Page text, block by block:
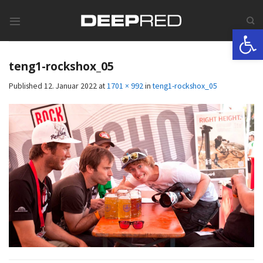
teng1-rockshox_05
Published 12. Januar 2022 at1701 × 992inteng1-rockshox_05